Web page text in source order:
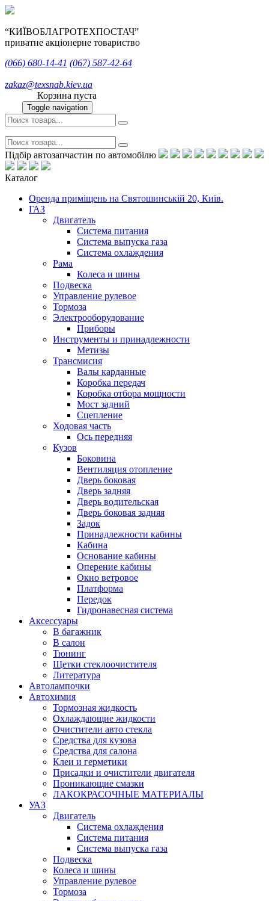
“КИЇВОБЛАГРОТЕХПОСТАЧ”
приватне акціонерне товариство
(066) 680-14-41 (067) 587-42-64
zakaz@texsnab.kiev.ua
Корзина пуста
Toggle navigation
Підбір автозапчастин по автомобілю
Каталог
Оренда приміщень на Святошинській 20, Київ.
ГАЗ
Двигатель
Система питания
Система выпуска газа
Система охлаждения
Рама
Колеса и шины
Подвеска
Управление рулевое
Тормоза
Электрооборудование
Приборы
Инструменты и принадлежности
Метизы
Трансмисия
Валы карданные
Коробка передач
Коробка отбора мощности
Мост задний
Сцепление
Ходовая часть
Ось передняя
Кузов
Боковина
Вентиляция отопление
Дверь боковая
Дверь задняя
Дверь водительская
Дверь боковая задняя
Задок
Принадлежности кабины
Кабина
Основание кабины
Оперение кабины
Окно ветровое
Платформа
Передок
Гидронавесная система
Аксессуары
В багажник
В салон
Тюнинг
Щетки стеклоочистителя
Литература
Автолампочки
Автохимия
Тормозная жидкость
Охлаждающие жидкости
Очистители авто стекла
Средства для кузова
Средства для салона
Клеи и герметики
Присадки и очистители двигателя
Проникающие смазки
ЛАКОКРАСОЧНЫЕ МАТЕРИАЛЫ
УАЗ
Двигатель
Система охлаждения
Система питания
Система выпуска газа
Подвеска
Колеса и шины
Управление рулевое
Тормоза